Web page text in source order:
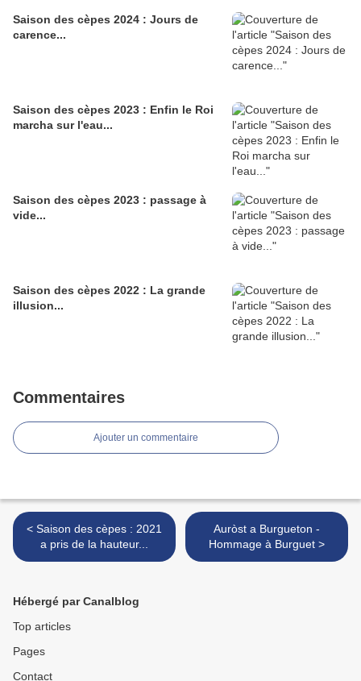
Saison des cèpes 2024 : Jours de
carence...
Saison des cèpes 2023 : Enfin le Roi
marcha sur l'eau...
Saison des cèpes 2023 : passage à
vide...
Saison des cèpes 2022 : La grande
illusion...
Commentaires
Ajouter un commentaire
< Saison des cèpes : 2021
a pris de la hauteur...
Auròst a Burgueton -
Hommage à Burguet >
Hébergé par Canalblog
Top articles
Pages
Contact